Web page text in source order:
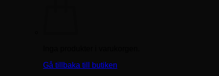
Gå tillbaka till butiken